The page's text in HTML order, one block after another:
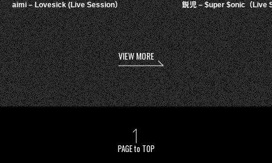
aimi – Lovesick (Live Session） 鋭児 – $uper $onic（Live
VIEW MORE
PAGE to TOP